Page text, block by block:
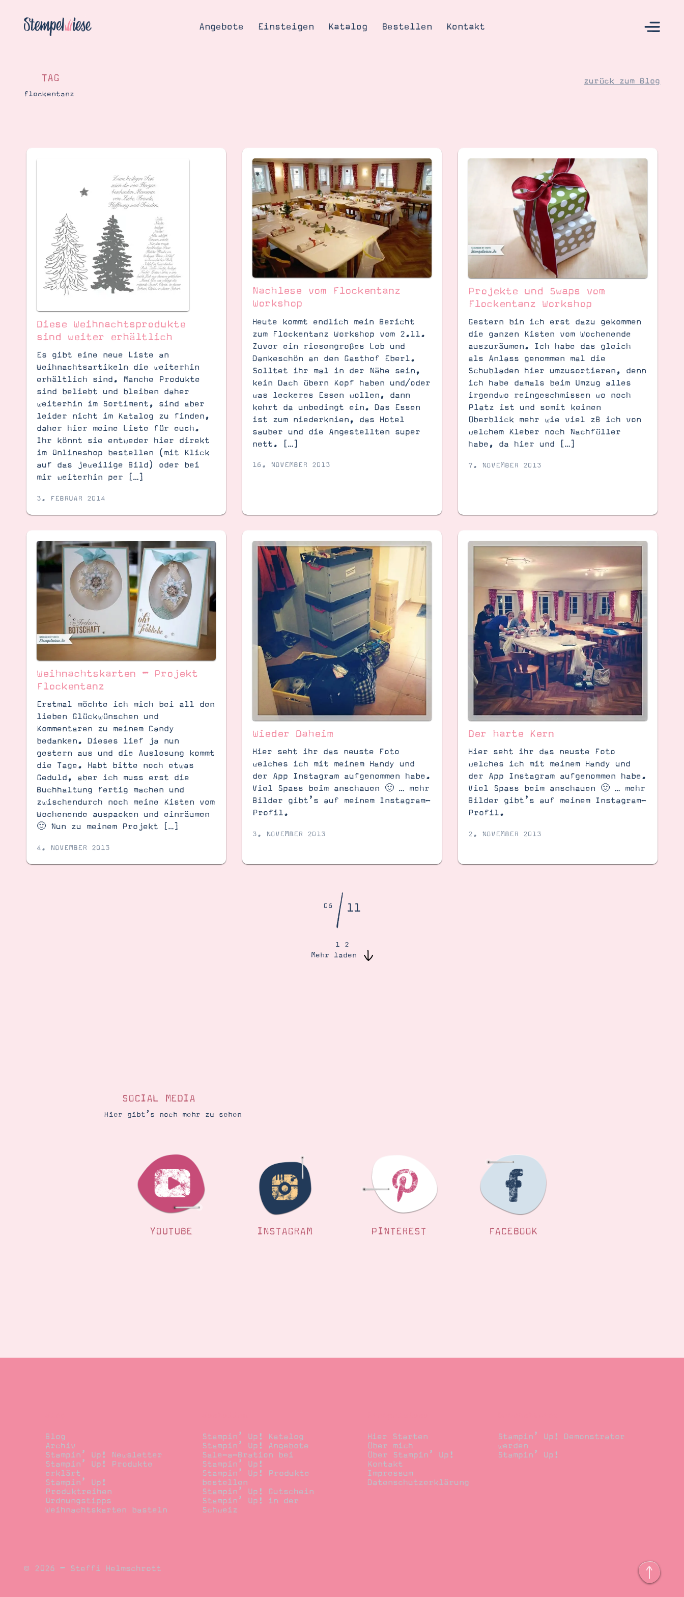
Angebote Einsteigen Katalog Bestellen Kontakt
Bestellen
Kontakt
Produkte erklärt
Über Stampin’ Up!
Suche Impressum Datenschutz
SUCHE
TAG
flockentanz
zurück zum Blog
Diese Weihnachtsprodukte
sind weiter erhältlich
Es gibt eine neue Liste an
Weihnachtsartikeln die weiterhin
erhältlich sind. Manche Produkte
sind beliebt und bleiben daher
weiterhin im Sortiment, sind aber
leider nicht im Katalog zu finden,
daher hier meine Liste für euch.
Ihr könnt sie entweder hier direkt
im Onlineshop bestellen (mit Klick
auf das jeweilige Bild) oder bei
mir weiterhin per […]
3. FEBRUAR 2014
Nachlese vom Flockentanz
Workshop
Heute kommt endlich mein Bericht
zum Flockentanz Workshop vom 2.11.
Zuvor ein riesengroßes Lob und
Dankeschön an den Gasthof Eberl.
Solltet ihr mal in der Nähe sein,
kein Dach übern Kopf haben und/oder
was leckeres Essen wollen, dann
kehrt da unbedingt ein. Das Essen
ist zum niederknien, das Hotel
sauber und die Angestellten super
nett. […]
16. NOVEMBER 2013
Projekte und Swaps vom
Flockentanz Workshop
Gestern bin ich erst dazu gekommen
die ganzen Kisten vom Wochenende
auszuräumen. Ich habe das gleich
als Anlass genommen mal die
Schubladen hier umzusortieren, denn
ich habe damals beim Umzug alles
irgendwo reingeschmissen wo noch
Platz ist und somit keinen
Überblick mehr wie viel zB ich von
welchem Kleber noch Nachfüller
habe, da hier und […]
7. NOVEMBER 2013
Weihnachtskarten – Projekt
Flockentanz
Erstmal möchte ich mich bei all den
lieben Glückwünschen und
Kommentaren zu meinem Candy
bedanken. Dieses lief ja nun
gestern aus und die Auslosung kommt
die Tage. Habt bitte noch etwas
Geduld, aber ich muss erst die
Buchhaltung fertig machen und
zwischendurch noch meine Kisten vom
Wochenende auspacken und einräumen
🙂 Nun zu meinem Projekt […]
4. NOVEMBER 2013
Wieder Daheim
Hier seht ihr das neuste Foto
welches ich mit meinem Handy und
der App Instagram aufgenommen habe.
Viel Spass beim anschauen 🙂 … mehr
Bilder gibt’s auf meinem Instagram-
Profil.
3. NOVEMBER 2013
Der harte Kern
Hier seht ihr das neuste Foto
welches ich mit meinem Handy und
der App Instagram aufgenommen habe.
Viel Spass beim anschauen 🙂 … mehr
Bilder gibt’s auf meinem Instagram-
Profil.
2. NOVEMBER 2013
06/11
1
2
Mehr laden
SOCIAL MEDIA
Hier gibt’s noch mehr zu sehen
YOUTUBE INSTAGRAM PINTEREST FACEBOOK
Blog
Archiv
Stampin’ Up! Newsletter
Stampin’ Up! Produkte
erklärt
Stampin’ Up!
Produktreihen
Ordnungstipps
Weihnachtskarten basteln
Stampin’ Up! Katalog
Stampin’ Up! Angebote
Sale-a-Bration bei
Stampin’ Up!
Stampin’ Up! Produkte
bestellen
Stampin’ Up! Gutschein
Stampin’ Up! in der
Schweiz
Hier Starten
Über mich
Über Stampin’ Up!
Kontakt
Impressum
Datenschutzerklärung
Stampin’ Up! Demonstrator
werden
Stampin’ Up!
© 2026 – Steffi Helmschrott